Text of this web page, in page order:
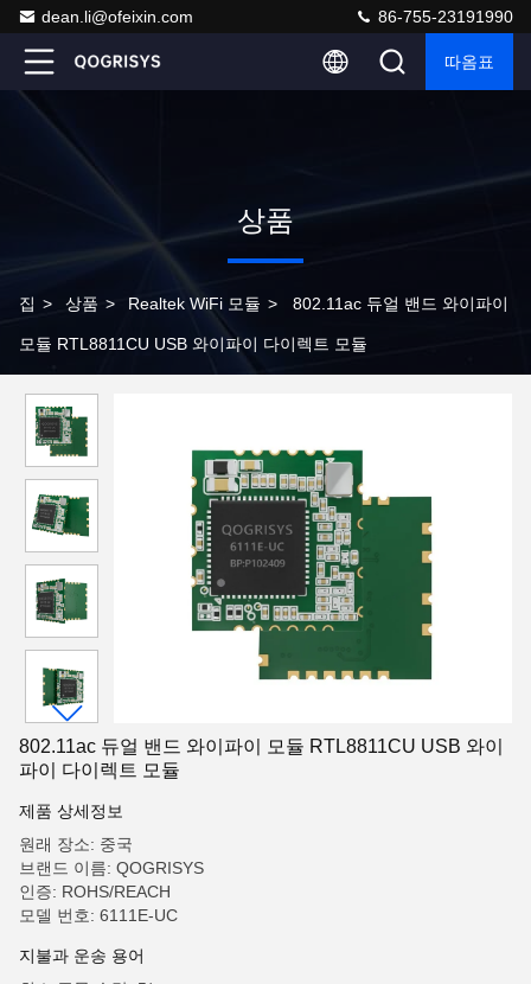
dean.li@ofeixin.com 86-755-23191990
따옴표
상품
집 > 상품 > Realtek WiFi 모듈 > 802.11ac 듀얼 밴드 와이파이
모듈 RTL8811CU USB 와이파이 다이렉트 모듈
802.11ac 듀얼 밴드 와이파이 모듈 RTL8811CU USB 와이
파이 다이렉트 모듈
제품 상세정보
원래 장소: 중국
브랜드 이름: QOGRISYS
인증: ROHS/REACH
모델 번호: 6111E-UC
지불과 운송 용어